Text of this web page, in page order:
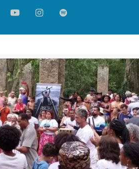
FacebookYouTubeInstagram
Spotify